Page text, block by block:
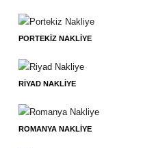
PORTEKIZ NAKLIYE
RIYAD NAKLIYE
ROMANYA NAKLIYE